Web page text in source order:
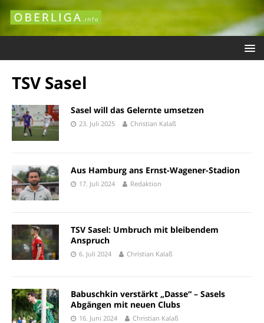
TSV Sasel
Sasel will das Gelernte umsetzen
23. Juli 2025 Christian Kalaß
Aus Hamburg ans Ernst-Wagener-Stadion
17. Juli 2024 Redaktion
TSV Sasel: Umbruch mit bleibendem
Anspruch
6. Juli 2024 Christian Kalaß
Babuschkin verstärkt „Dasse“ – Sasels
Abgängen mit neuen Clubs
16. Juni 2024 Christian Kalaß